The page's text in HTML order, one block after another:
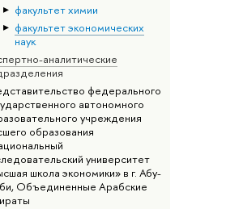
факультет химии
факультет экономических
наук
аналитические
федерального
автономного
учреждения
образования
университет
школа экономики» в г. Абу-
Объединенные Арабские